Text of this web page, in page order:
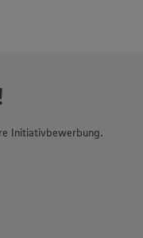
Initiativbewerbung.